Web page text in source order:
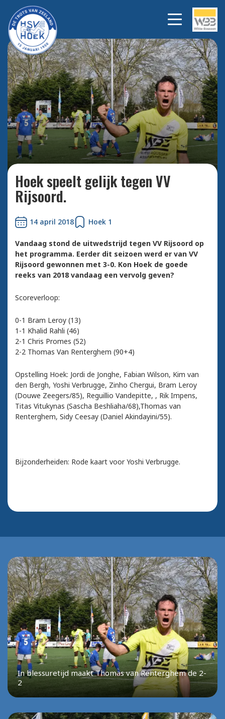
In blessuretijd maakt
Thomas van Renterghem de
2-2
Bekijk
alle
foto's
Hoek speelt gelijk tegen VV
Rijsoord.
14 april 2018 Hoek 1
Vandaag stond de uitwedstrijd tegen VV Rijsoord op
het programma. Eerder dit seizoen werd er van VV
Rijsoord gewonnen met 3-0. Kon Hoek de goede
reeks van 2018 vandaag een vervolg geven?
Scoreverloop:
0-1 Bram Leroy (13)
1-1 Khalid Rahli (46)
2-1 Chris Promes (52)
2-2 Thomas Van Renterghem (90+4)
Opstelling Hoek: Jordi de Jonghe, Fabian Wilson, Kim van
den Bergh, Yoshi Verbrugge, Zinho Chergui, Bram Leroy
(Douwe Zeegers/85), Reguillio Vandepitte, , Rik Impens,
Titas Vitukynas (Sascha Beshliaha/68),Thomas van
Renterghem, Sidy Ceesay (Daniel Akindayini/55).
Bijzonderheiden: Rode kaart voor Yoshi Verbrugge.
In blessuretijd maakt Thomas van Renterghem de 2-
2